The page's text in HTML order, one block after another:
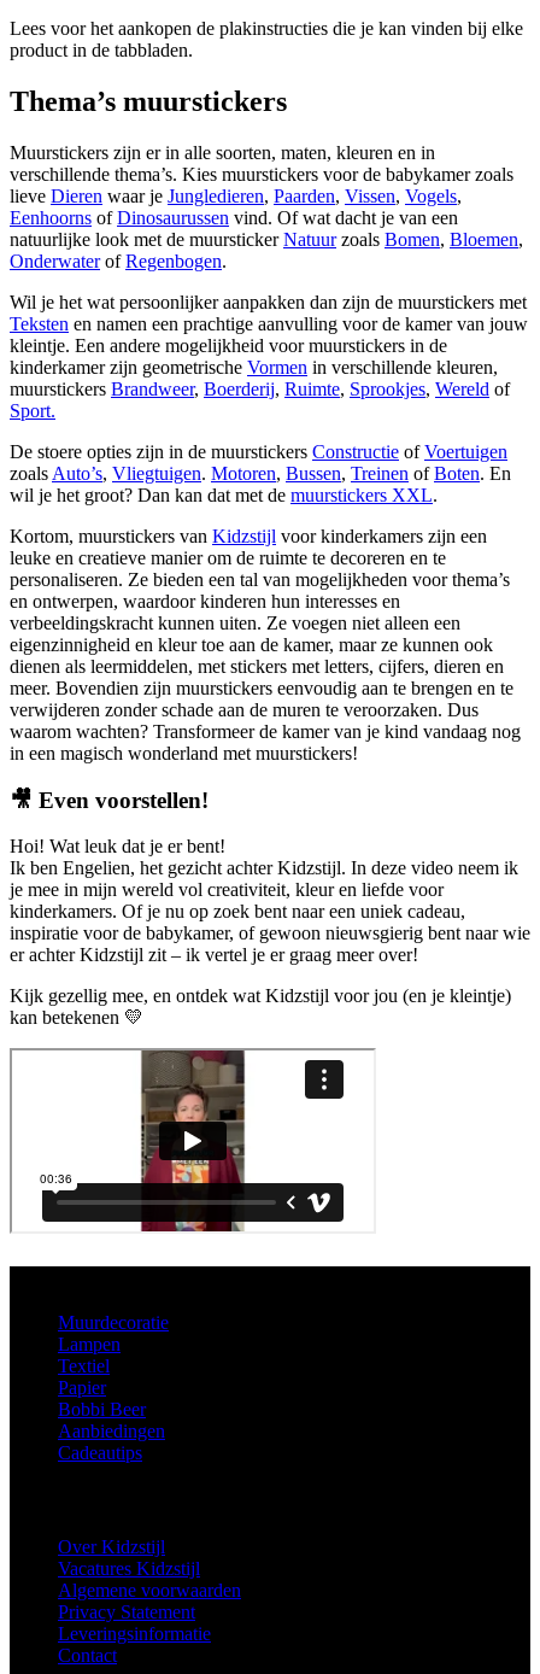
Lees voor het aankopen de plakinstructies die je kan vinden bij elke
product in de tabbladen.
Thema’s muurstickers
Muurstickers zijn er in alle soorten, maten, kleuren en in
verschillende thema’s. Kies muurstickers voor de babykamer zoals
lieve Dieren waar je Jungledieren, Paarden, Vissen, Vogels,
Eenhoorns ofDinosaurussen vind. Of wat dacht je van een
natuurlijke look met de muurstickerNatuurzoals Bomen, Bloemen,
OnderwaterofRegenbogen.
Wil je het wat persoonlijker aanpakken dan zijn de muurstickers met
Teksten en namen een prachtige aanvulling voor de kamer van jouw
kleintje. Een andere mogelijkheid voor muurstickers in de
kinderkamer zijn geometrische Vormen in verschillende kleuren,
muurstickers Brandweer, Boerderij, Ruimte, Sprookjes, Wereld of
Sport.
De stoere opties zijn in de muurstickers Constructie ofVoertuigen
zoals Auto’s, Vliegtuigen. Motoren, Bussen, Treinen ofBoten. En
wil je het groot? Dan kan dat met de muurstickers XXL.
Kortom, muurstickers van Kidzstijl voor kinderkamers zijn een
leuke en creatieve manier om de ruimte te decoreren en te
personaliseren. Ze bieden een tal van mogelijkheden voor thema’s
en ontwerpen, waardoor kinderen hun interesses en
verbeeldingskracht kunnen uiten. Ze voegen niet alleen een
eigenzinnigheid en kleur toe aan de kamer, maar ze kunnen ook
dienen als leermiddelen, met stickers met letters, cijfers, dieren en
meer. Bovendien zijn muurstickers eenvoudig aan te brengen en te
verwijderen zonder schade aan de muren te veroorzaken. Dus
waarom wachten? Transformeer de kamer van je kind vandaag nog
in een magisch wonderland met muurstickers!
🎥 Even voorstellen!
Hoi! Wat leuk dat je er bent!
Ik ben Engelien, het gezicht achter Kidzstijl. In deze video neem ik
je mee in mijn wereld vol creativiteit, kleur en liefde voor
kinderkamers. Of je nu op zoek bent naar een uniek cadeau,
inspiratie voor de babykamer, of gewoon nieuwsgierig bent naar wie
er achter Kidzstijl zit – ik vertel je er graag meer over!
Kijk gezellig mee, en ontdek wat Kidzstijl voor jou (en je kleintje)
kan betekenen 💛
Muurdecoratie
Lampen
Textiel
Papier
Bobbi Beer
Aanbiedingen
Cadeautips
Over Kidzstijl
Vacatures Kidzstijl
Algemene voorwaarden
Privacy Statement
Leveringsinformatie
Contact